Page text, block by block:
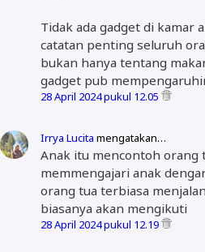
Tidak ada gadget di kamar
catatan penting seluruh
bukan hanya tentang
gadget pub
28 April 2024 pukul 12.05
Irrya Lucita mengatakan…
Anak itu mencontoh orang
memmengajari anak
orang tua terbiasa
biasanya akan mengikuti
28 April 2024 pukul 12.19